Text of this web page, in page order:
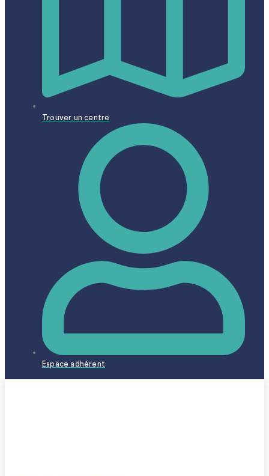
Trouver un centre
Espace adhérent